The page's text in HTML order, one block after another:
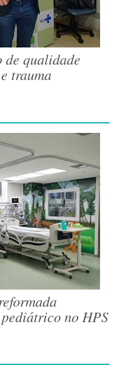
de qualidade
trauma
no HPS